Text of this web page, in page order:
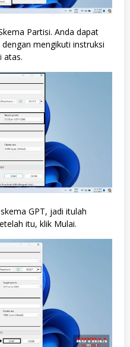
Partisi. Anda dapat
mengikuti instruksi
atas.
GPT, jadi itulah
itu, klik Mulai.